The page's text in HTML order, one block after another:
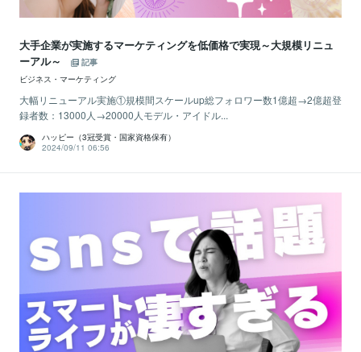
大手企業が実施するマーケティングを低価格で実現～大規模リニュ
ーアル～
記事
ビジネス・マーケティング
大幅リニューアル実施①規模間スケールup総フォロワー数1億超→2億超登
録者数：13000人→20000人モデル・アイドル...
ハッピー（3冠受賞・国家資格保有）
2024/09/11 06:56